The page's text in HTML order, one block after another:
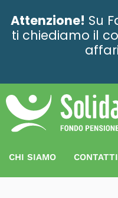
Attenzione! Su
ti chiediamo il
CHI SIAMO